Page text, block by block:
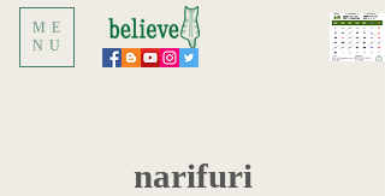
ME
NU
narifuri